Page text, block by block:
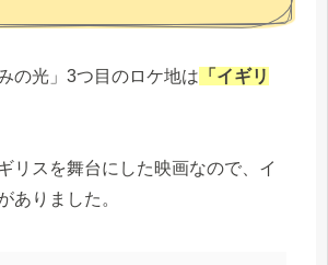
の光」3つ目のロケ地は 「イギリ
リスを舞台にした映画なので、イ
ありました。